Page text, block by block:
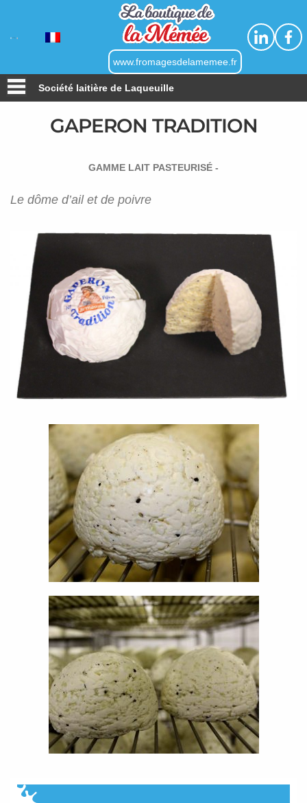
www.fromagesdelamemee.fr
Société laitière de Laqueuille
GAPERON TRADITION
GAMME LAIT PASTEURISÉ -
Le dôme d’ail et de poivre